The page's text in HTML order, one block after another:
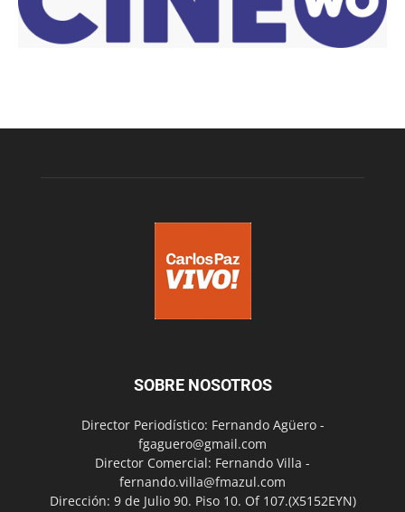
SOBRE NOSOTROS
Director Periodístico: Fernando Agüero -
fgaguero@gmail.com
Director Comercial: Fernando Villa -
fernando.villa@fmazul.com
Dirección: 9 de Julio 90. Piso 10. Of 107.(X5152EYN)